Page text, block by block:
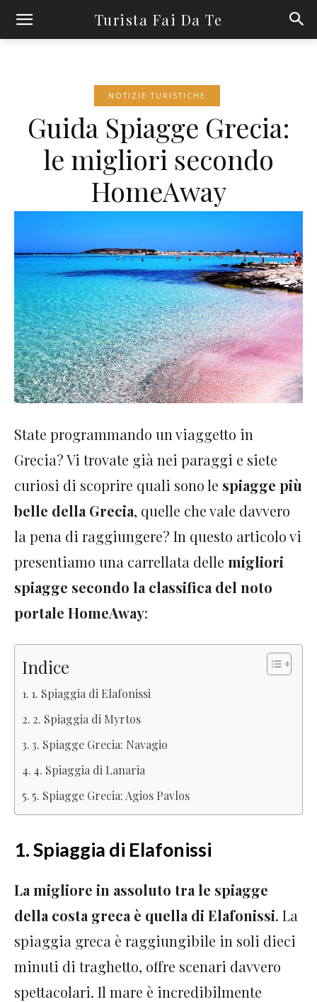
Turista Fai Da Te
NOTIZIE TURISTICHE
Guida Spiagge Grecia:
le migliori secondo
HomeAway
State programmando un viaggetto in
Grecia? Vi trovate già nei paraggi e siete
curiosi di scoprire quali sono le spiagge più
belle della Grecia, quelle che vale davvero
la pena di raggiungere? In questo articolo vi
presentiamo una carrellata delle migliori
spiagge secondo la classifica del noto
portale HomeAway:
Indice
1. Spiaggia di Elafonissi
2. Spiaggia di Myrtos
3. Spiagge Grecia: Navagio
4. Spiaggia di Lanaria
5. Spiagge Grecia: Agios Pavlos
1. Spiaggia di Elafonissi
La migliore in assoluto tra le spiagge
della costa greca è quella di Elafonissi. La
spiaggia greca è raggiungibile in soli dieci
minuti di traghetto, offre scenari davvero
spettacolari. Il mare è incredibilmente